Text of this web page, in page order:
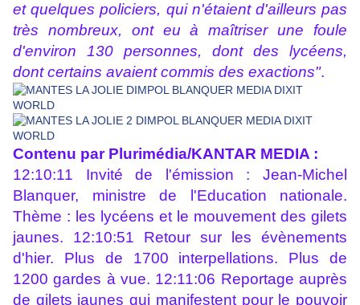
et quelques policiers, qui n'étaient d'ailleurs pas
très nombreux, ont eu à maîtriser une foule
d'environ 130 personnes, dont des lycéens,
dont certains avaient commis des exactions".
Contenu par Plurimédia/KANTAR MEDIA :
12:10:11 Invité de l'émission : Jean-Michel
Blanquer, ministre de l'Education nationale.
Thème : les lycéens et le mouvement des gilets
jaunes. 12:10:51 Retour sur les évènements
d'hier. Plus de 1700 interpellations. Plus de
1200 gardes à vue. 12:11:06 Reportage auprès
de gilets jaunes qui manifestent pour le pouvoir